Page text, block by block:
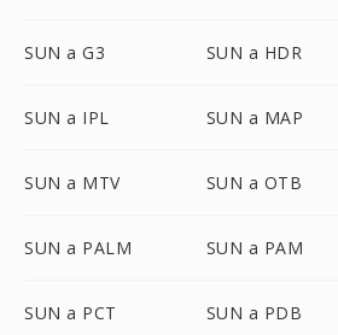
SUN a G3 SUN a HDR
SUN a IPL SUN a MAP
SUN a MTV SUN a OTB
SUN a PALM SUN a PAM
SUN a PCT SUN a PDB